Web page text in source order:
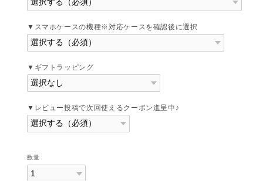
▼スマホケースの機種※対応ケースを確認後に選択
▼ギフトラッピング
▼レビュー投稿で次回使えるクーポン進呈中♪
数量